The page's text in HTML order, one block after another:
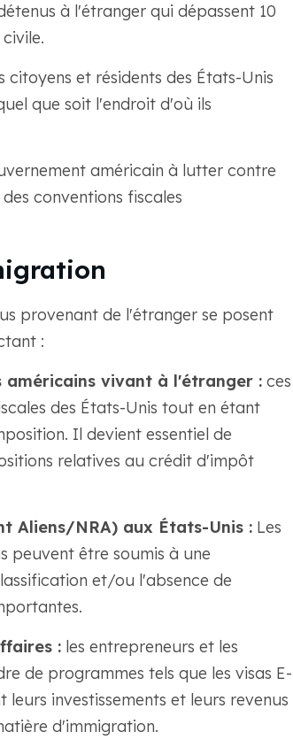
à l'étranger qui dépassent 10
citoyens et résidents des États-Unis
que soit l'endroit d'où ils
américain à lutter contre
conventions fiscales
provenant de l'étranger se posent
:
vivant à l'étranger :ces
des États-Unis tout en étant
Il devient essentiel de
relatives au crédit d'impôt
Aliens/NRA) aux États-Unis :Les
peuvent être soumis à une
et/ou l'absence de
:les entrepreneurs et les
de programmes tels que les visas E-
investissements et leurs revenus
d'immigration.